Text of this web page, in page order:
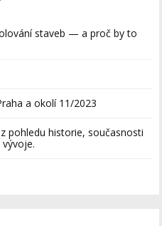
staveb — a proč by to
a okolí 11/2023
pohledu historie, současnosti